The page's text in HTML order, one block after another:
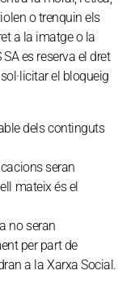
o trenquin els
a la imatge o la
es reserva el dret
el bloqueig
dels continguts
seran
mateix és el
no seran
per part de
a la Xarxa Social.